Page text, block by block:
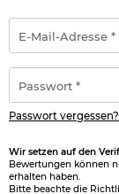
Mail-
Adresse
*
Passwort vergessen?
Wir setzen auf den
Bewertungen können
erhalten haben.
Bitte beachte die